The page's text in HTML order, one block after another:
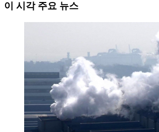
이 시각 주요 뉴스